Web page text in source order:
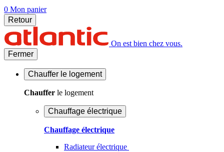
0 Mon panier
Retour
On est bien chez vous.
Fermer
Chauffer le logement
Chauffer le logement
Chauffage électrique
Chauffage électrique
Radiateur électrique